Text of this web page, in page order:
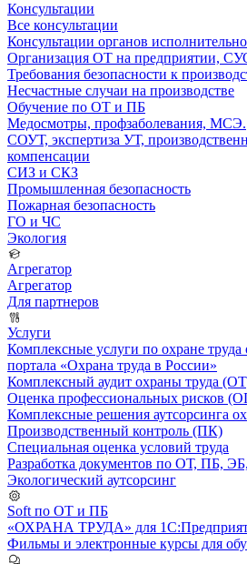
Консультации
Все консультации
Консультации органов
Организация ОТ на предприятии,
Требования безопасности к
Несчастные случаи на производстве
Обучение по ОТ и ПБ
Медосмотры, профзаболевания, МСЭ.
СОУТ, экспертиза УТ,
компенсации
СИЗ и СКЗ
Промышленная безопасность
Пожарная безопасность
ГО и ЧС
Экология
Агрегатор
Агрегатор
Для партнеров
Услуги
Комплексные услуги по охране
портала «Охрана труда в России»
Комплексный аудит охраны труда
Оценка профессиональных рисков
Комплексные решения аутсорсинга
Производственный контроль (ПК)
Специальная оценка условий труда
Разработка документов по ОТ, ПБ,
Экологический аутсорсинг
Soft по ОТ и ПБ
«ОХРАНА ТРУДА» для
Фильмы и электронные курсы для